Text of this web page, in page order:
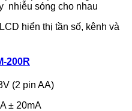
nhiễu sóng cho nhau
hiển thị tần số, kênh và
200R
(2 pin AA)
± 20mA